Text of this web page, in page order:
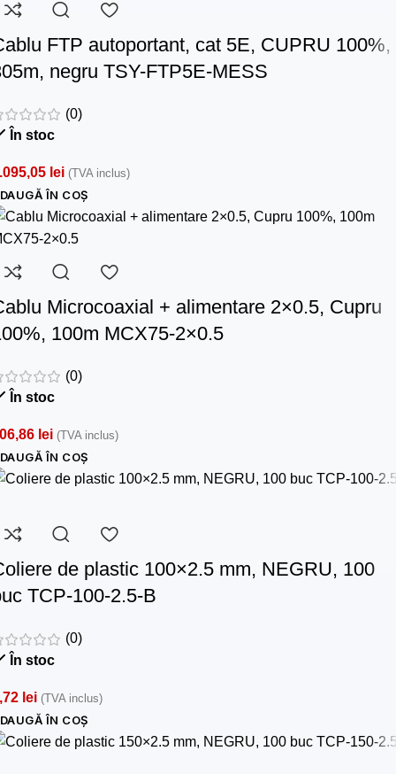
FTP autoportant, cat 5E, CUPRU 100%,
negru TSY-FTP5E-MESS
(0)
În stoc
lei (TVA inclus)
ÎN COȘ
Microcoaxial + alimentare 2×0.5, Cupru
100m MCX75-2×0.5
(0)
În stoc
lei (TVA inclus)
ÎN COȘ
de plastic 100×2.5 mm, NEGRU, 100
TCP-100-2.5-B
(0)
În stoc
lei (TVA inclus)
ÎN COȘ